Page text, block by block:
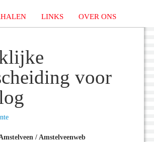
LINKS OVER ONS
voor
/ Amstelveenweb